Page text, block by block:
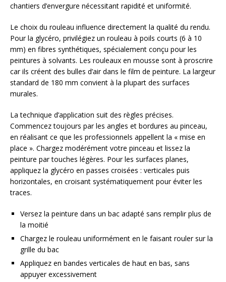
chantiers d’envergure nécessitant rapidité et uniformité.
Le choix du rouleau influence directement la qualité du rendu.
Pour la glycéro, privilégiez un rouleau à poils courts (6 à 10
mm) en fibres synthétiques, spécialement conçu pour les
peintures à solvants. Les rouleaux en mousse sont à proscrire
car ils créent des bulles d’air dans le film de peinture. La largeur
standard de 180 mm convient à la plupart des surfaces
murales.
La technique d’application suit des règles précises.
Commencez toujours par les angles et bordures au pinceau,
en réalisant ce que les professionnels appellent la « mise en
place ». Chargez modérément votre pinceau et lissez la
peinture par touches légères. Pour les surfaces planes,
appliquez la glycéro en passes croisées : verticales puis
horizontales, en croisant systématiquement pour éviter les
traces.
Versez la peinture dans un bac adapté sans remplir plus de
la moitié
Chargez le rouleau uniformément en le faisant rouler sur la
grille du bac
Appliquez en bandes verticales de haut en bas, sans
appuyer excessivement